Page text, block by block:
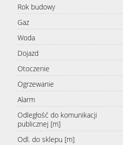
Rok budowy
Gaz
Woda
Dojazd
Otoczenie
Ogrzewanie
Alarm
Odległość do komunikacji
publicznej [m]
Odl. do sklepu [m]